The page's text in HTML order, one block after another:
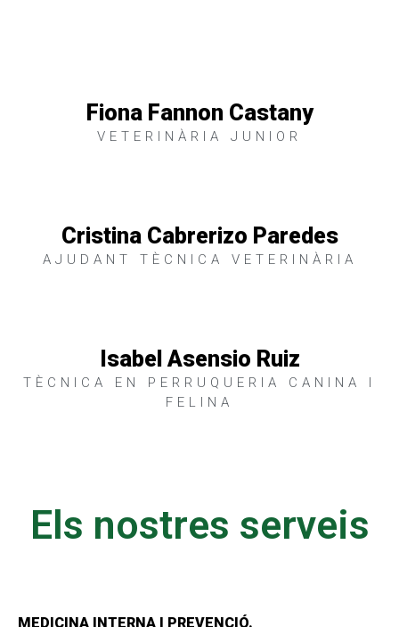
Fiona Fannon Castany
VETERINÀRIA JUNIOR
Cristina Cabrerizo Paredes
AJUDANT TÈCNICA VETERINÀRIA
Isabel Asensio Ruiz
TÈCNICA EN PERRUQUERIA CANINA I
FELINA
Els nostres serveis
MEDICINA INTERNA I PREVENCIÓ.